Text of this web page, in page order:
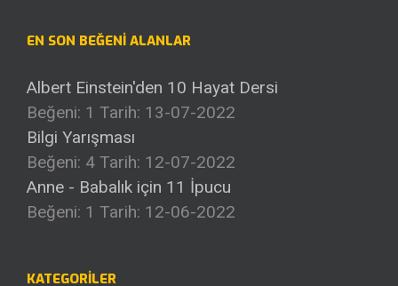
EN SON BEĞENI ALANLAR
Albert Einstein'den 10 Hayat Dersi
Beğeni: 1 Tarih: 13-07-2022
Bilgi Yarışması
Beğeni: 4 Tarih: 12-07-2022
Anne - Babalık için 11 İpucu
Beğeni: 1 Tarih: 12-06-2022
KATEGORILER